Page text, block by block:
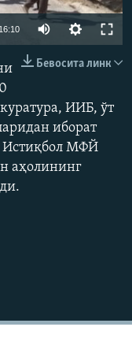
480p
16:10 Auto
480p
1080p
Бевосита линк
ИИБ, ўт
иборат
Истиқбол МФЙ
аҳолининг